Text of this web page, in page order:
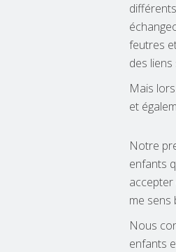
feutres
des
Mais
et
Notre
enfants
accepter
me sens
Nous
enfants